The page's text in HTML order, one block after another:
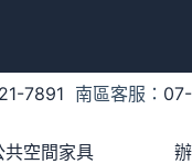
7891 南區客服：
共空間家具